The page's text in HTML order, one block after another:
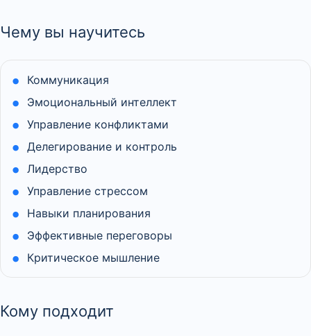
Чему вы научитесь
Коммуникация
Эмоциональный интеллект
Управление конфликтами
Делегирование и контроль
Лидерство
Управление стрессом
Навыки планирования
Эффективные переговоры
Критическое мышление
Кому подходит